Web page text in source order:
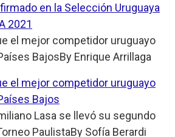
en la Selección Uruguaya
2021
el mejor competidor uruguayo
BajosBy Enrique Arrillaga
el mejor competidor uruguayo
Bajos
Lasa se llevó su segundo
PaulistaBy Sofía Berardi